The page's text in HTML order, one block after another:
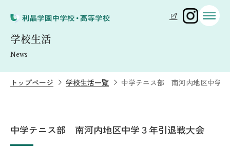
学校生活
News
トップページ 学校生活一覧 中学テニス部 南河内地区中学
中学テニス部 南河内地区中学３年引退戦大会